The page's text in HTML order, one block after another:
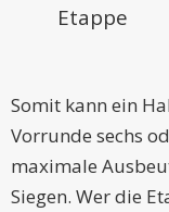
Etappe
Somit kann ein
Vorrunde sechs
maximale
Siegen. Wer die